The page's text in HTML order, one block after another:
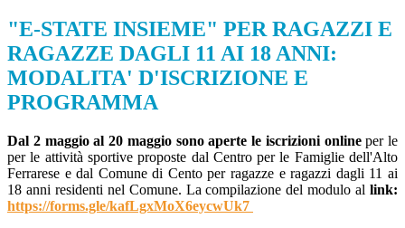
"E-STATE INSIEME" PER RAGAZZI E
RAGAZZE DAGLI 11 AI 18 ANNI:
MODALITA' D'ISCRIZIONE E
PROGRAMMA
Dal 2 maggio al 20 maggio sono aperte le iscrizioni onlineper le
per le attività sportive proposte dal Centro per le Famiglie dell'Alto
Ferrarese e dal Comune di Cento per ragazze e ragazzi dagli 11 ai
18 anni residenti nel Comune. La compilazione del modulo allink:
https://forms.gle/kafLgxMoX6eycwUk7